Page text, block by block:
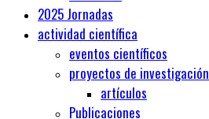
2025 Jornadas
actividad científica
eventos científicos
proyectos de investigación
artículos
Publicaciones